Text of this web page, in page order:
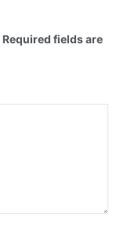
Required fields are